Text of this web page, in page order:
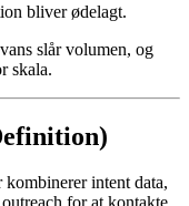
bliver ødelagt.
slår volumen, og
skala.
kombinerer intent data,